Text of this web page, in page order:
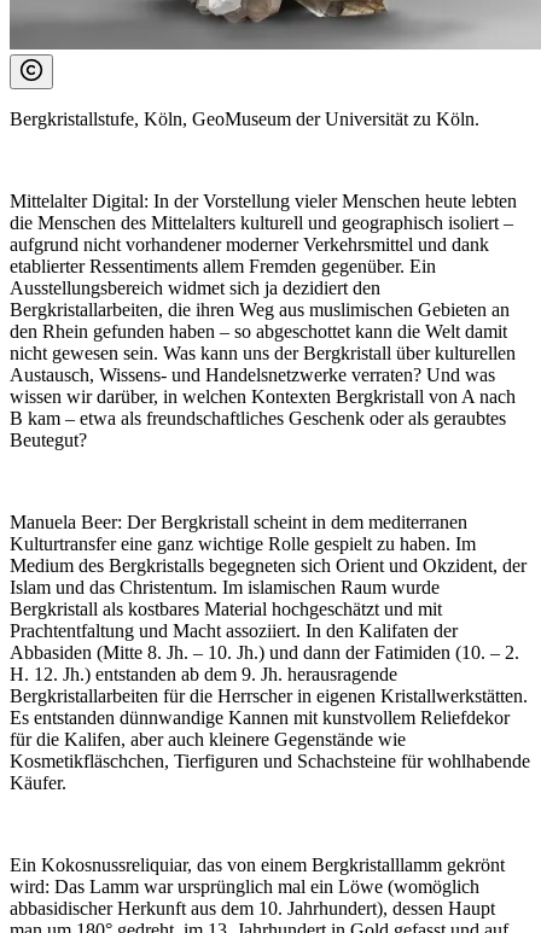
Bergkristallstufe, Köln, GeoMuseum der Universität zu Köln.
Mittelalter Digital: In der Vorstellung vieler Menschen heute lebten
die Menschen des Mittelalters kulturell und geographisch isoliert –
aufgrund nicht vorhandener moderner Verkehrsmittel und dank
etablierter Ressentiments allem Fremden gegenüber. Ein
Ausstellungsbereich widmet sich ja dezidiert den
Bergkristallarbeiten, die ihren Weg aus muslimischen Gebieten an
den Rhein gefunden haben – so abgeschottet kann die Welt damit
nicht gewesen sein. Was kann uns der Bergkristall über kulturellen
Austausch, Wissens- und Handelsnetzwerke verraten? Und was
wissen wir darüber, in welchen Kontexten Bergkristall von A nach
B kam – etwa als freundschaftliches Geschenk oder als geraubtes
Beutegut?
Manuela Beer: Der Bergkristall scheint in dem mediterranen
Kulturtransfer eine ganz wichtige Rolle gespielt zu haben. Im
Medium des Bergkristalls begegneten sich Orient und Okzident, der
Islam und das Christentum. Im islamischen Raum wurde
Bergkristall als kostbares Material hochgeschätzt und mit
Prachtentfaltung und Macht assoziiert. In den Kalifaten der
Abbasiden (Mitte 8. Jh. – 10. Jh.) und dann der Fatimiden (10. – 2.
H. 12. Jh.) entstanden ab dem 9. Jh. herausragende
Bergkristallarbeiten für die Herrscher in eigenen Kristallwerkstätten.
Es entstanden dünnwandige Kannen mit kunstvollem Reliefdekor
für die Kalifen, aber auch kleinere Gegenstände wie
Kosmetikfläschchen, Tierfiguren und Schachsteine für wohlhabende
Käufer.
Ein Kokosnussreliquiar, das von einem Bergkristalllamm gekrönt
wird: Das Lamm war ursprünglich mal ein Löwe (womöglich
abbasidischer Herkunft aus dem 10. Jahrhundert), dessen Haupt